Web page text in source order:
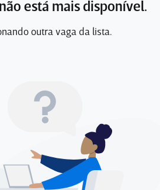
está mais disponível.
outra vaga da lista.